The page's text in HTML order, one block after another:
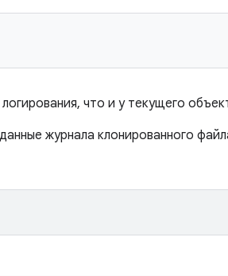
что и у текущего
журнала клонированного